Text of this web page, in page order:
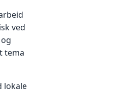
ved
tema
lokale